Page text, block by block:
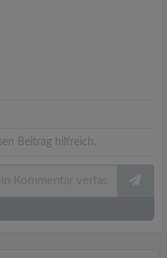
Beitrag hilfreich.